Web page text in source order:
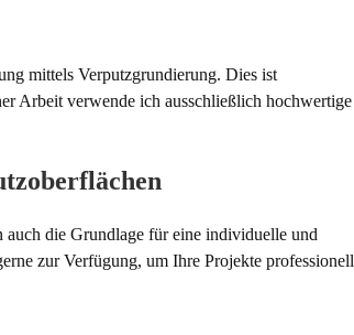
mittels Verputzgrundierung. Dies ist
Arbeit verwende ich ausschließlich hochwertige
die Grundlage für eine individuelle und
zur Verfügung, um Ihre Projekte professionell